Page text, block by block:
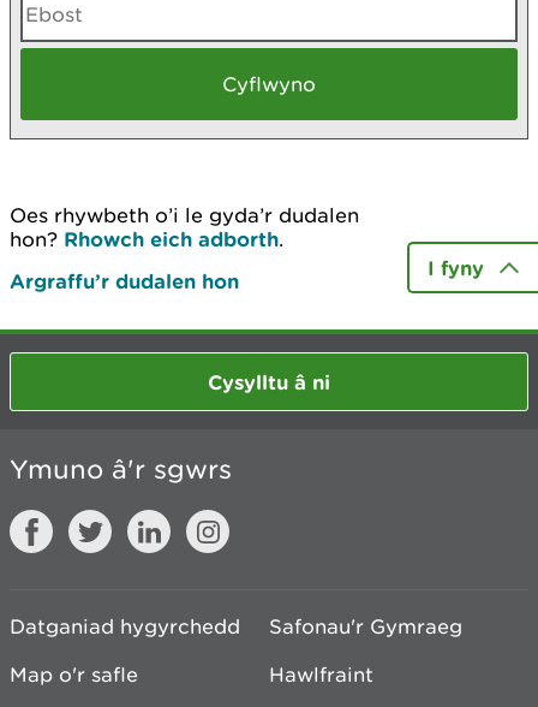
Oes rhywbeth o’i le gyda’r dudalen
hon? Rhowch eich adborth.
Argraffu’r dudalen hon
I fyny
Cysylltu â ni
Ymuno â'r sgwrs
Datganiad hygyrchedd
Safonau'r Gymraeg
Map o'r safle
Hawlfraint